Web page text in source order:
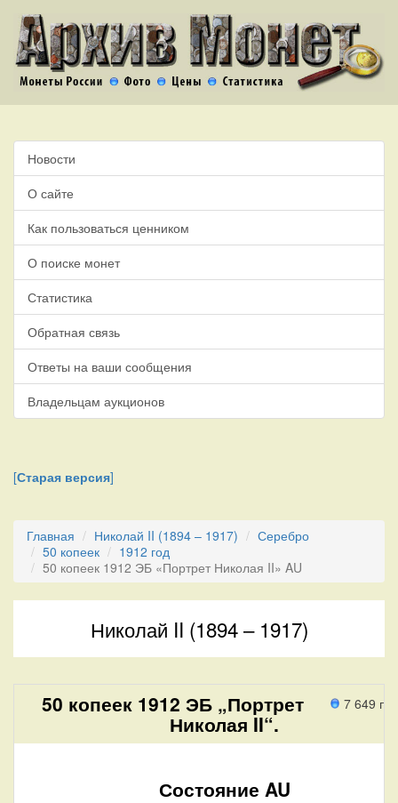
Новости
О сайте
Как пользоваться ценником
О поиске монет
Статистика
Обратная связь
Ответы на ваши сообщения
Владельцам аукционов
[Старая версия]
Главная Николай II (1894 – 1917)
Серебро
50 копеек
1912 год
50 копеек 1912 ЭБ «Портрет Николая II» AU
Николай II (1894 – 1917)
7 649
50 копеек 1912 ЭБ „Портрет
Николая II“.
Состояние AU